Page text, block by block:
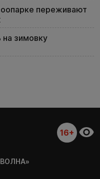
переживают
на зимовку
16+